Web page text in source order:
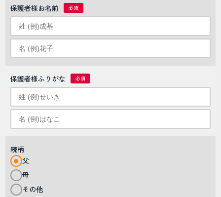
保護者様お名前
保護者様ふりがな
続柄
父
母
その他